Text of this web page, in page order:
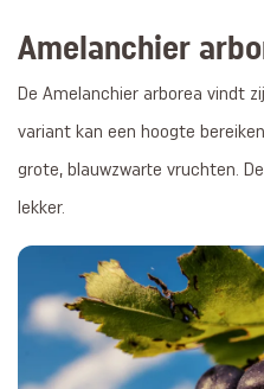
Amelanchier
De Amelanchier arborea vindt
variant kan een hoogte
grote, blauwzwarte vruchten.
lekker.